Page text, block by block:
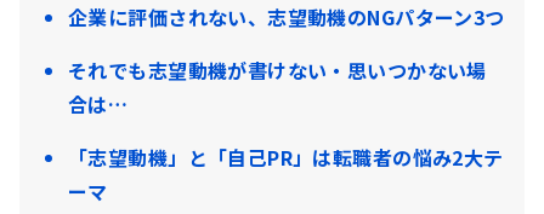
企業に評価されない、志望動機のNGパターン3つ
それでも志望動機が書けない・思いつかない場
合は…
「志望動機」と「自己PR」は転職者の悩み2大テ
ーマ